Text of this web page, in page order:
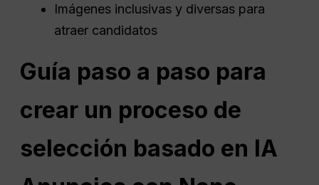
Imágenes inclusivas y diversas para
atraer candidatos
Guía paso a paso para
crear un proceso de
selección basado en IA